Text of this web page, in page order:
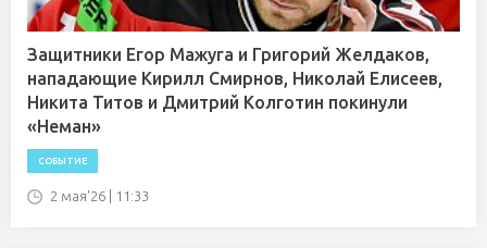
Защитники Егор Мажуга и Григорий Желдаков,
нападающие Кирилл Смирнов, Николай Елисеев,
Никита Титов и Дмитрий Колготин покинули
«Неман»
СОБЫТИЕ
2 мая'26 | 11:33